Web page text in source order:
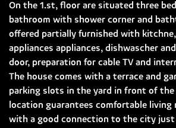
On the 1.st, floor are situated three
bathroom with shower corner and
offered partially furnished with
appliances appliances, dishwascher
door, preparation for cable TV and
The house comes with a terrace and
parking slots in the yard in front of the
location guarantees comfortable living
with a good connection to the city